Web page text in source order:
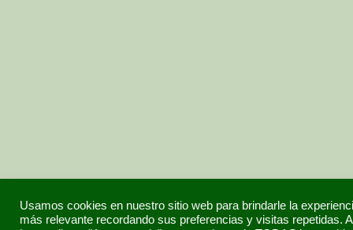
Usamos cookies en nuestro sitio web para brindarle la
más relevante recordando sus preferencias y visitas repetidas.